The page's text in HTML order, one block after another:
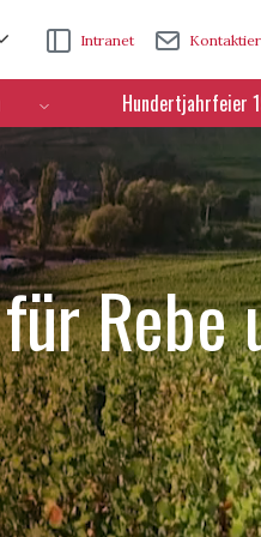
Intranet
Hundertjahrfeier
Rebe